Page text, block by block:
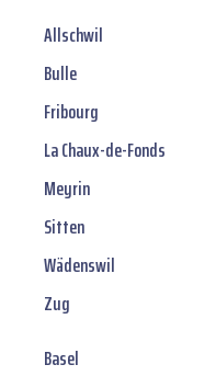
Allschwil
Bulle
Fribourg
La Chaux-de-Fonds
Meyrin
Sitten
Wädenswil
Zug
Basel